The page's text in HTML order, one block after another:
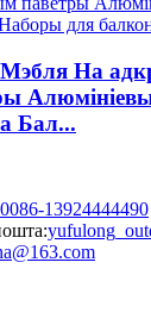
Мэбля На
Бал...
0086-13924444490